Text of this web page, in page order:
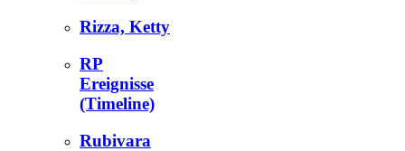
Rizza, Ketty
RP
Ereignisse
(Timeline)
Rubivara